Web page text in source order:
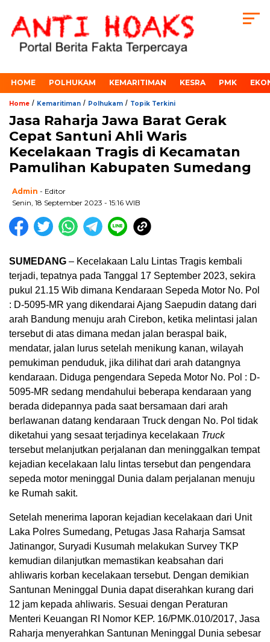
HOME POLHUKAM KEMARITIMAN KESRA PMK
Home / Kemaritiman / Polhukam / Topik Terkini
Jasa Raharja Jawa Barat Gerak
Cepat Santuni Ahli Waris
Kecelakaan Tragis di Kecamatan
Pamulihan Kabupaten Sumedang
Admin - Editor
Senin, 18 September 2023 - 15:16 WIB
SUMEDANG – Kecelakaan Lalu Lintas Tragis kembali
terjadi, tepatnya pada Tanggal 17 September 2023, sekira
pukul 21.15 Wib dimana Kendaraan Sepeda Motor No. Pol
: D-5095-MR yang dikendarai Ajang Saepudin datang dari
arah Bandung menuju arah Cirebon, ketika melintasi jalan
tersebut di atas dimana medan jalan beraspal baik,
mendatar, jalan lurus setelah menikung kanan, wilayah
pemukiman penduduk, jika dilihat dari arah datangnya
kendaraan. Diduga pengendara Sepeda Motor No. Pol : D-
5095-MR sedang mendahului beberapa kendaraan yang
berada didepannya pada saat bersamaan dari arah
berlawanan datang kendaraan Truck dengan No. Pol tidak
diketahui yang sesaat terjadinya kecelakaan Truck
tersebut melanjutkan perjalanan dan meninggalkan tempat
kejadian kecelakaan lalu lintas tersebut dan pengendara
sepeda motor meninggal Dunia dalam perjalanan menuju
ke Rumah sakit.
Setelah menerima laporan kejadian kecelakaan dari Unit
Laka Polres Sumedang, Petugas Jasa Raharja Samsat
Jatinangor, Suryadi Kusumah melakukan Survey TKP
kemudian dilanjutkan memastikan keabsahan dari
ahliwaris korban kecelakaan tersebut. Dengan demikian
Santunan Meninggal Dunia dapat diserahkan kurang dari
12 jam kepada ahliwaris. Sesuai dengan Peraturan
Menteri Keuangan RI Nomor KEP. 16/PMK.010/2017, Jasa
Raharja menyerahkan Santunan Meninggal Dunia sebesar